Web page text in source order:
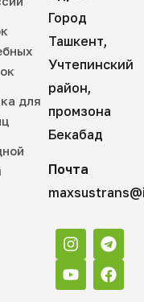
для
Город
Ташкент,
Учтепинский
район,
промзона
Бекабад
Почта